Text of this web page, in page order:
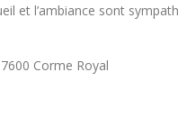
et l’ambiance sont
Corme Royal